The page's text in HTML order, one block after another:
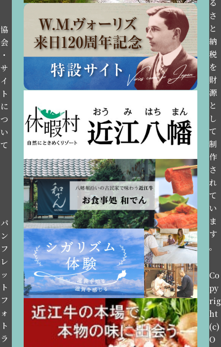
協
会
・
サ
イ
ト
に
つ
い
て
パ
ン
フ
レ
ッ
ト
フ
ォ
ト
ラ
る
さ
と
納
税
を
財
源
と
し
て
制
作
さ
れ
て
い
ま
す
。
Co
py
rig
ht
(c)
O